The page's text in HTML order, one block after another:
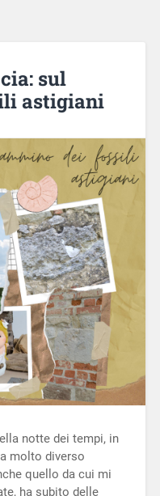
sul
astigiani
notte dei tempi, in
molto diverso
quello da cui mi
ha subito delle